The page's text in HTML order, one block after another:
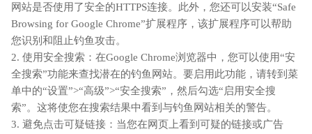
网站是否使用了安全的HTTPS连接。此外，您还可以安装“Safe
Browsing for Google Chrome”扩展程序，该扩展程序可以帮助
您识别和阻止钓鱼攻击。
2. 使用安全搜索：在Google Chrome浏览器中，您可以使用“安
全搜索”功能来查找潜在的钓鱼网站。要启用此功能，请转到菜
单中的“设置”>“高级”>“安全搜索”，然后勾选“启用安全搜
索”。这将使您在搜索结果中看到与钓鱼网站相关的警告。
3. 避免点击可疑链接：当您在网页上看到可疑的链接或广告